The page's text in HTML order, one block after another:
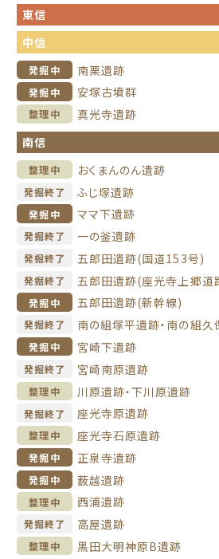
東信
中信
発掘中 南栗遺跡
発掘中 安塚古墳群
整理中
真光寺遺跡
南信
整理中 おくまんのん遺跡
発掘終了 ふじ塚遺跡
発掘中 ママ下遺跡
発掘終了 一の釜遺跡
発掘終了 五郎田遺跡(国道153号)
発掘終了 五郎田遺跡(座光寺上郷道
発掘中 五郎田遺跡(新幹線)
発掘終了 南の組塚平遺跡・南の組久
発掘中 宮崎下遺跡
発掘終了 宮崎南原遺跡
整理中 川原遺跡・下川原遺跡
発掘終了 座光寺原遺跡
整理中 座光寺石原遺跡
発掘中 正泉寺遺跡
発掘中 薮越遺跡
整理中 西浦遺跡
発掘終了 高屋遺跡
整理中 黒田大明神原B遺跡